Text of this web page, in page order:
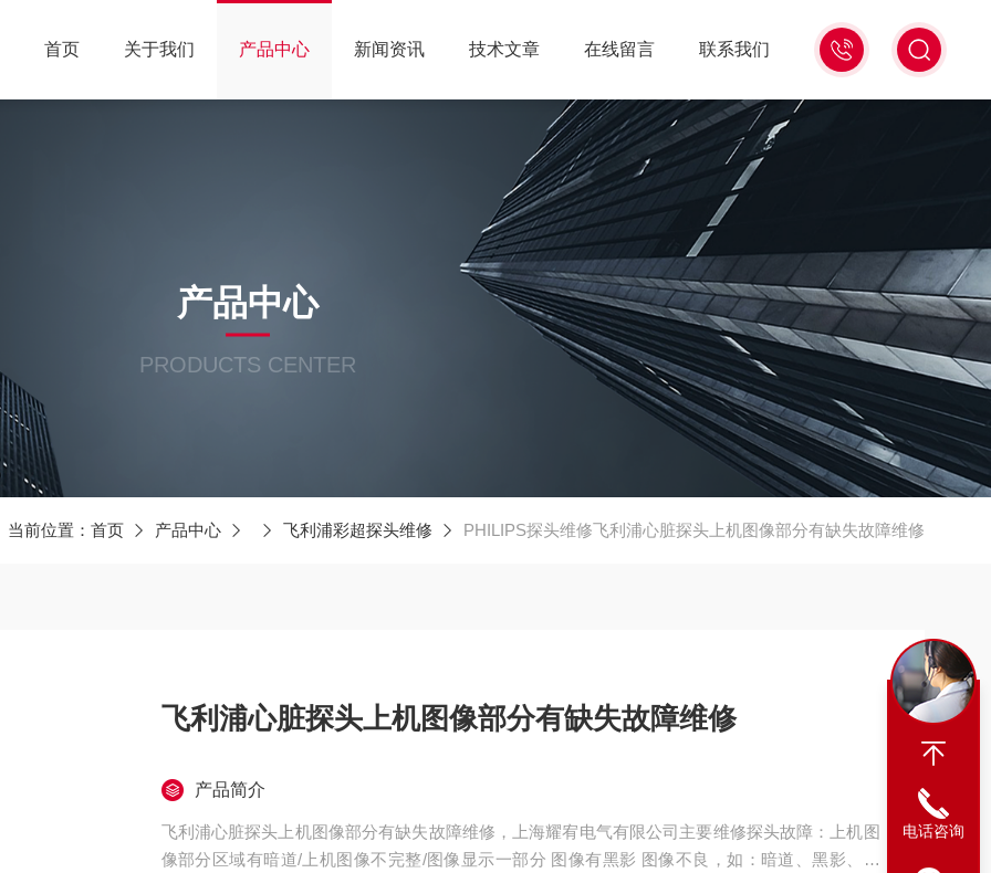
18516586104
微
首页 关于我们 产品中心 新闻资讯 技术文章 在线留言 联系我们
产品中心
PRODUCTS CENTER
当前位置： 首页 产品中心 飞利浦彩超探头维修 PHILIPS探头维修飞利浦心脏探头上机图像部分有缺失故障维修
飞利浦心脏探头上机图像部分有缺失故障维修
产品简介
飞利浦心脏探头上机图像部分有缺失故障维修，上海耀宥电气有限公司主要维修探头故障：上机图
像部分区域有暗道/上机图像不完整/图像显示一部分 图像有黑影 图像不良，如：暗道、黑影、黑
电话咨询